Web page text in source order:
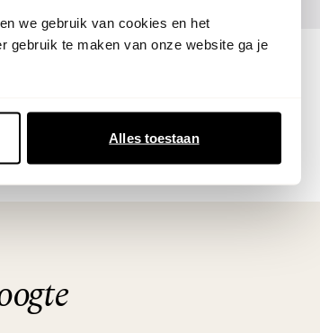
we gebruik van cookies en het
gebruik te maken van onze website ga je
Alles toestaan